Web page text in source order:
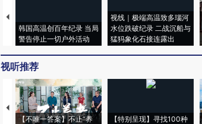
韩国高温创百年纪录 当局
警告停止一切户外活动
视线｜极端高温致多瑙河
水位跌破纪录 二战沉船与
猛犸象化石接连露出
视听推荐
【不唯一答案】不止“养
【特别呈现】寻找100种